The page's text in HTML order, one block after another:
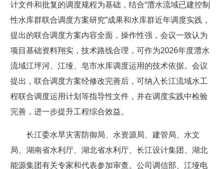
计文件和批复的调度规程为基础，结合“澧水流域已建控制
性水库群联合调度方案研究”成果和水库群近年调度实践，
提出的联合调度方案内容全面，操作性强，会议一致认为
项目基础资料翔实，技术路线合理，可作为2026年度澧水
流域江坪河、江垭、皂市水库调度运用的技术依据。会议
提出，联合调度方案经修改完善后，可纳入长江流域水工
程联合调度运用计划等指导性文件，并在调度实践中检验
完善，进一步提升工程综合效益。
长江委水旱灾害防御局、水资源局、建管局、水文
局、湖南省水利厅、湖北省水利厅、长江设计集团、湖北
能源集团有关专家和代表参加审查。公司调信部、江垭电